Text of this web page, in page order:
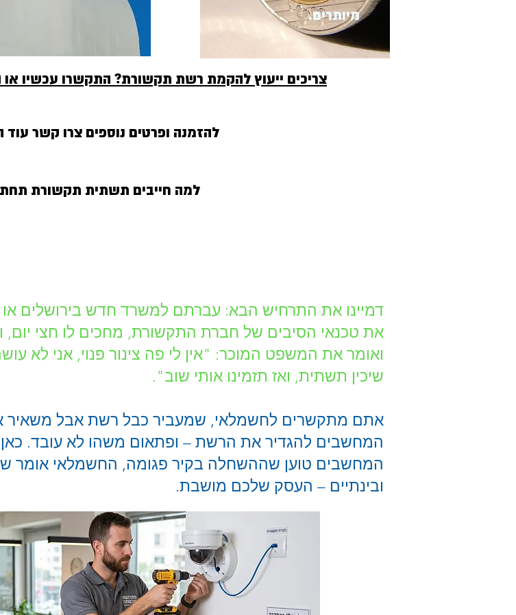
צריכים ייעוץ להקמת רשת תקשורת? התקשרו עכשיו או
להזמנה ופרטים נוספים צרו קשר עוד היום - 052-
למה חייבים תשתית תקשורת
מיותרים.
דמיינו את התרחיש הבא: עברתם למשרד חדש בירושלים
את טכנאי הסיבים של חברת התקשורת, מחכים לו חצי יום,
ואומר את המשפט המוכר: "אין לי פה צינור פנוי, אני לא
שיכין תשתית, ואז תזמינו אותי שוב".
אתם מתקשרים לחשמלאי, שמעביר כבל רשת אבל משאיר
המחשבים להגדיר את הרשת – ופתאום משהו לא עובד.
ובינתיים – העסק שלכם מושבת.